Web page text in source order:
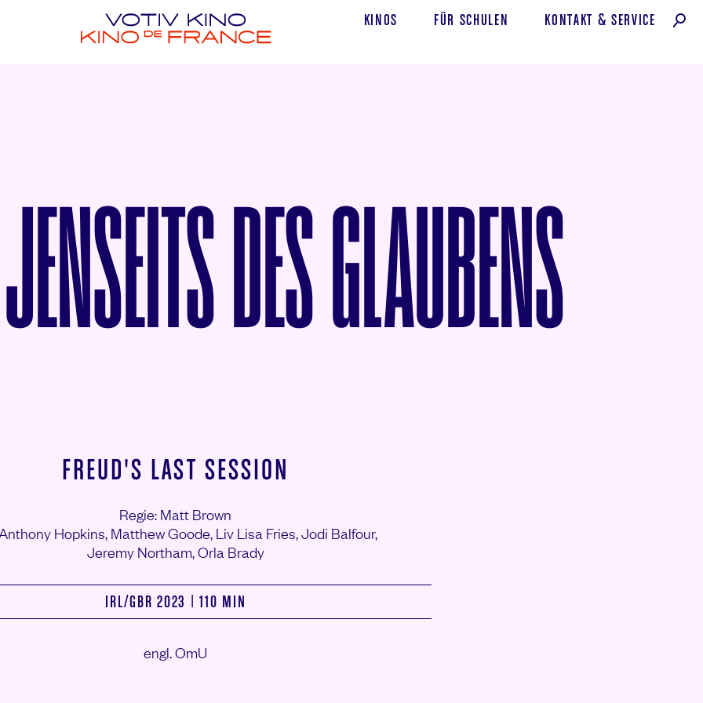
KINOS FÜR SCHULEN KONTAKT & SERVICE
DES GLAUBENS
FREUD'S LAST SESSION
Regie: Matt Brown
Hopkins, Matthew Goode, Liv Lisa Fries,Jodi Balfour,
Jeremy Northam, Orla Brady
IRL/GBR 2023 | 110 MIN
engl. OmU